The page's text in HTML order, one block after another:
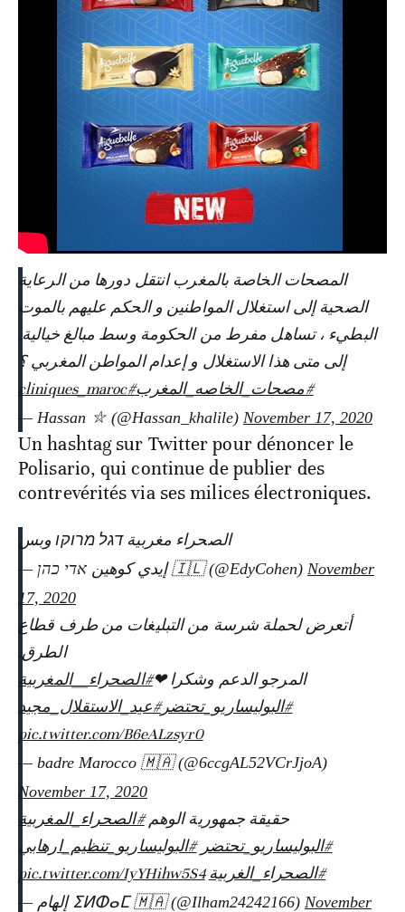
المصحات الخاصة بالمغرب انتقل دورها من الرعاية
الصحية إلى استغلال المواطنين و الحكم عليهم بالموت
البطيء ، تساهل مفرط من الحكومة وسط مبالغ خيالية.
إلى متى هذا الاستغلال و إعدام المواطن المغربي ؟
#مصحات_الخاصه_المغرب#cliniques_maroc
— Hassan ⛥ (@Hassan_khalile) November 17, 2020
Un hashtag sur Twitter pour dénoncer le
Polisario, qui continue de publier des
contrevérités via ses milices électroniques.
الصحراء مغربية דגל מרוקו وبس
— إيدي كوهين אדי כהן 🇮🇱 (@EdyCohen) November
17, 2020
أتعرض لحملة شرسة من التبليغات من طرف قطاع
الطرق.
المرجو الدعم وشكرا ❤#الصحراء__المغربية
#البوليساريو_تحتضر#عيد_الاستقلال_مجيد
pic.twitter.com/B6eALzsyr0
— badre Marocco 🇲🇦 (@6ccgAL52VCrJjoA)
November 17, 2020
حقيقة جمهورية الوهم#الصحراء_المغربية
#البوليساريو_تحتضر #البوليساريو_تنظيم_ارهابي
#الصحراء_الغربية pic.twitter.com/IyYHihw5S4
— إلهام ⵉⵍⵀⴰⵎ 🇲🇦 (@Ilham24242166) November